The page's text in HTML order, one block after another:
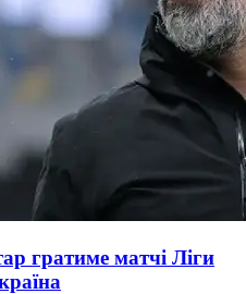
гратиме матчі Ліги